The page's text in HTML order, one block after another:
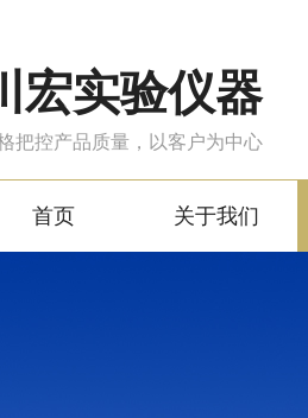
宏实验仪器
把控产品质量，以客户为中心
首页 关于我们